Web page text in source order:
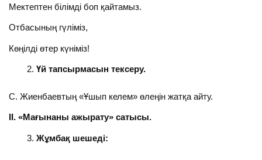
Мектептен білімді боп қайтамыз.
Отбасының гүліміз,
Көңілді өтер күніміз!
Үй тапсырмасын тексеру.
С. Жиенбаевтың «Ұшып келем» өлеңін жатқа айту.
ІІ. «Мағынаны ажырату» сатысы.
Жұмбақ шешеді: